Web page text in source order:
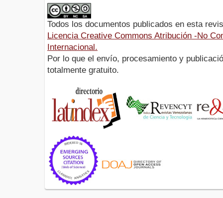
Todos los documentos publicados en esta
Licencia Creative Commons Atribución -No
Internacional.
Por lo que el envío, procesamiento y
totalmente gratuito.